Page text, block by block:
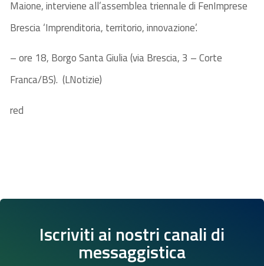
Maione, interviene all’assemblea triennale di FenImprese
Brescia ‘Imprenditoria, territorio, innovazione’.
– ore 18, Borgo Santa Giulia (via Brescia, 3 – Corte
Franca/BS). (LNotizie)
red
Iscriviti ai nostri canali di
messaggistica